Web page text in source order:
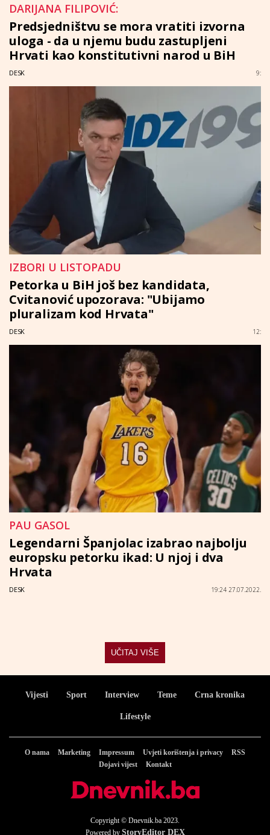
DARIJANA FILIPOVIĆ:
Predsjedništvu se mora vratiti izvorna
uloga - da u njemu budu zastupljeni
Hrvati kao konstitutivni narod u BiH
DESK 9:
IZBORI U LISTOPADU
Petorka u BiH još bez kandidata,
Cvitanović upozorava: "Ubijamo
pluralizam kod Hrvata"
DESK 12:
PAU GASOL
Legendarni Španjolac izabrao najbolju
europsku petorku ikad: U njoj i dva
Hrvata
DESK 19:24 27.07.2022.
UČITAJ VIŠE
Vijesti Sport Interview Teme Crna kronika
Lifestyle
O nama Marketing Impressum Uvjeti korištenja i privacy
RSS
Dojavi vijest
Kontakt
Copyright © Dnevnik.ba 2023.
Powered by StoryEditor DEX